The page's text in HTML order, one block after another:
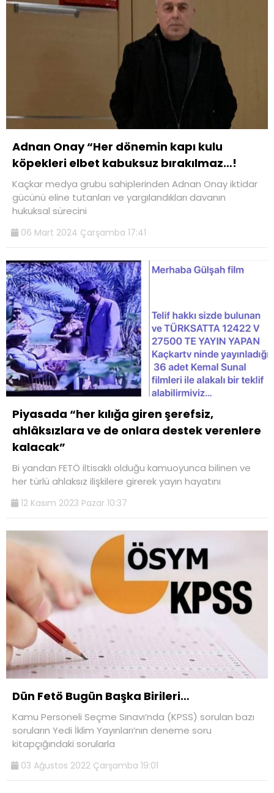
Adnan Onay “Her dönemin kapı kulu
köpekleri elbet kabuksuz bırakılmaz…!
Kaçkar medya grubu sahiplerinden Adnan Onay iktidar
gücünü eline tutanları ve yargılandıkları davanın
hukuksal sürecini
06 Mart 2024 Çarşamba 17:41
Piyasada “her kılığa giren şerefsiz,
ahlâksızlara ve de onlara destek verenlere
kalacak”
Bi yandan FETÖ iltisaklı olduğu kamuoyunca bilinen ve
her türlü ahlaksız ilişkilere girerek yayın hayatını
12 Kasım 2023 Pazar 10:37
Dün Fetö Bugün Başka Birileri…
Kamu Personeli Seçme Sınavı’nda (KPSS) sorulan bazı
soruların Yedi İklim Yayınları’nın deneme soru
kitapçığındaki sorularla
03 Ağustos 2022 Çarşamba 19:01